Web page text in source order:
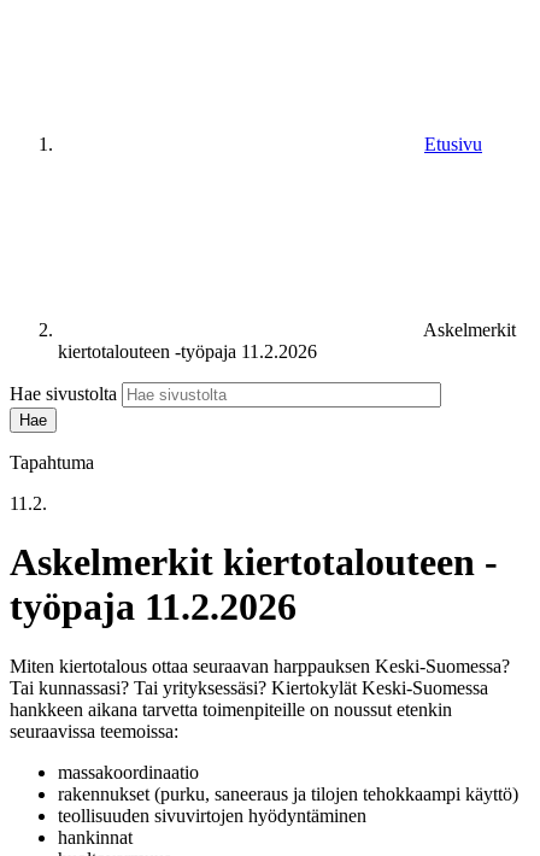
Etusivu
Askelmerkit
kiertotalouteen -työpaja 11.2.2026
Hae sivustolta
Tapahtuma
11.2.
Askelmerkit kiertotalouteen -
työpaja 11.2.2026
Miten kiertotalous ottaa seuraavan harppauksen Keski-Suomessa?
Tai kunnassasi? Tai yrityksessäsi? Kiertokylät Keski-Suomessa
hankkeen aikana tarvetta toimenpiteille on noussut etenkin
seuraavissa teemoissa:
massakoordinaatio
rakennukset (purku, saneeraus ja tilojen tehokkaampi käyttö)
teollisuuden sivuvirtojen hyödyntäminen
hankinnat